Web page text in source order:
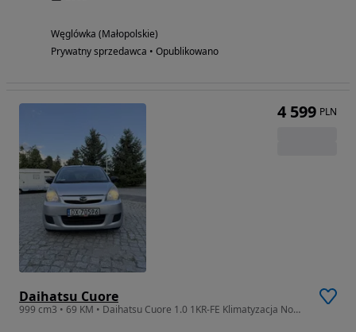
Węglówka (Małopolskie)
Prywatny sprzedawca • Opublikowano
Daihatsu Cuore
999 cm3 • 69 KM • Daihatsu Cuore 1.0 1KR-FE Klimatyzacja Nowe Sprzegło Wahacze
4 599 PLN